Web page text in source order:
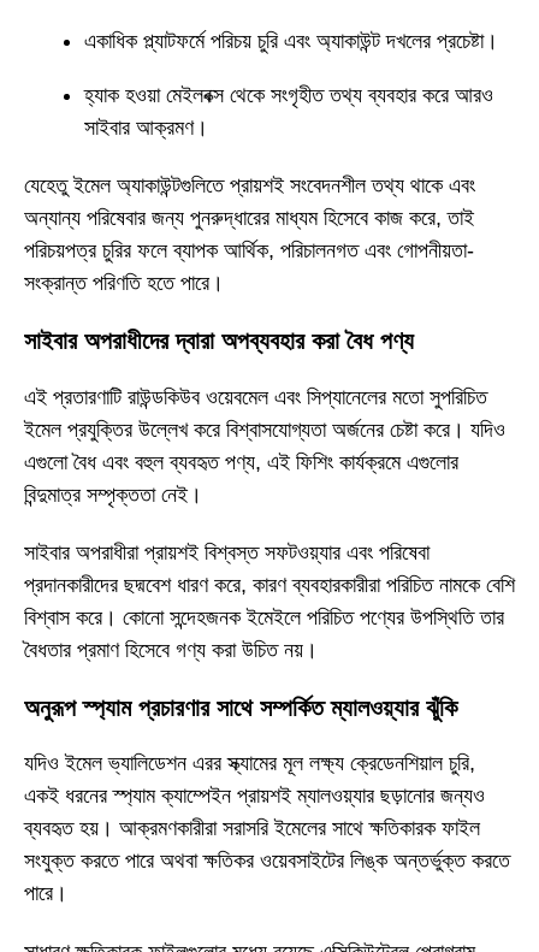
একাধিক প্ল্যাটফর্মে পরিচয় চুরি এবং অ্যাকাউন্ট দখলের প্রচেষ্টা।
হ্যাক হওয়া মেইলবক্স থেকে সংগৃহীত তথ্য ব্যবহার করে আরও
সাইবার আক্রমণ।
যেহেতু ইমেল অ্যাকাউন্টগুলিতে প্রায়শই সংবেদনশীল তথ্য থাকে এবং
অন্যান্য পরিষেবার জন্য পুনরুদ্ধারের মাধ্যম হিসেবে কাজ করে, তাই
পরিচয়পত্র চুরির ফলে ব্যাপক আর্থিক, পরিচালনগত এবং গোপনীয়তা-
সংক্রান্ত পরিণতি হতে পারে।
সাইবার অপরাধীদের দ্বারা অপব্যবহার করা বৈধ পণ্য
এই প্রতারণাটি রাউন্ডকিউব ওয়েবমেল এবং সিপ্যানেলের মতো সুপরিচিত
ইমেল প্রযুক্তির উল্লেখ করে বিশ্বাসযোগ্যতা অর্জনের চেষ্টা করে। যদিও
এগুলো বৈধ এবং বহুল ব্যবহৃত পণ্য, এই ফিশিং কার্যক্রমে এগুলোর
বিন্দুমাত্র সম্পৃক্ততা নেই।
সাইবার অপরাধীরা প্রায়শই বিশ্বস্ত সফটওয়্যার এবং পরিষেবা
প্রদানকারীদের ছদ্মবেশ ধারণ করে, কারণ ব্যবহারকারীরা পরিচিত নামকে বেশি
বিশ্বাস করে। কোনো সন্দেহজনক ইমেইলে পরিচিত পণ্যের উপস্থিতি তার
বৈধতার প্রমাণ হিসেবে গণ্য করা উচিত নয়।
অনুরূপ স্প্যাম প্রচারণার সাথে সম্পর্কিত ম্যালওয়্যার ঝুঁকি
যদিও ইমেল ভ্যালিডেশন এরর স্ক্যামের মূল লক্ষ্য ক্রেডেনশিয়াল চুরি,
একই ধরনের স্প্যাম ক্যাম্পেইন প্রায়শই ম্যালওয়্যার ছড়ানোর জন্যও
ব্যবহৃত হয়। আক্রমণকারীরা সরাসরি ইমেলের সাথে ক্ষতিকারক ফাইল
সংযুক্ত করতে পারে অথবা ক্ষতিকর ওয়েবসাইটের লিঙ্ক অন্তর্ভুক্ত করতে
পারে।